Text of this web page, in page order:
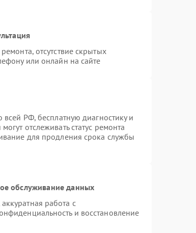
отсутствие скрытых
или онлайн на сайте
РФ, бесплатную диагностику и
отслеживать статус ремонта
для продления срока службы
обслуживание данных
работа с
и восстановление